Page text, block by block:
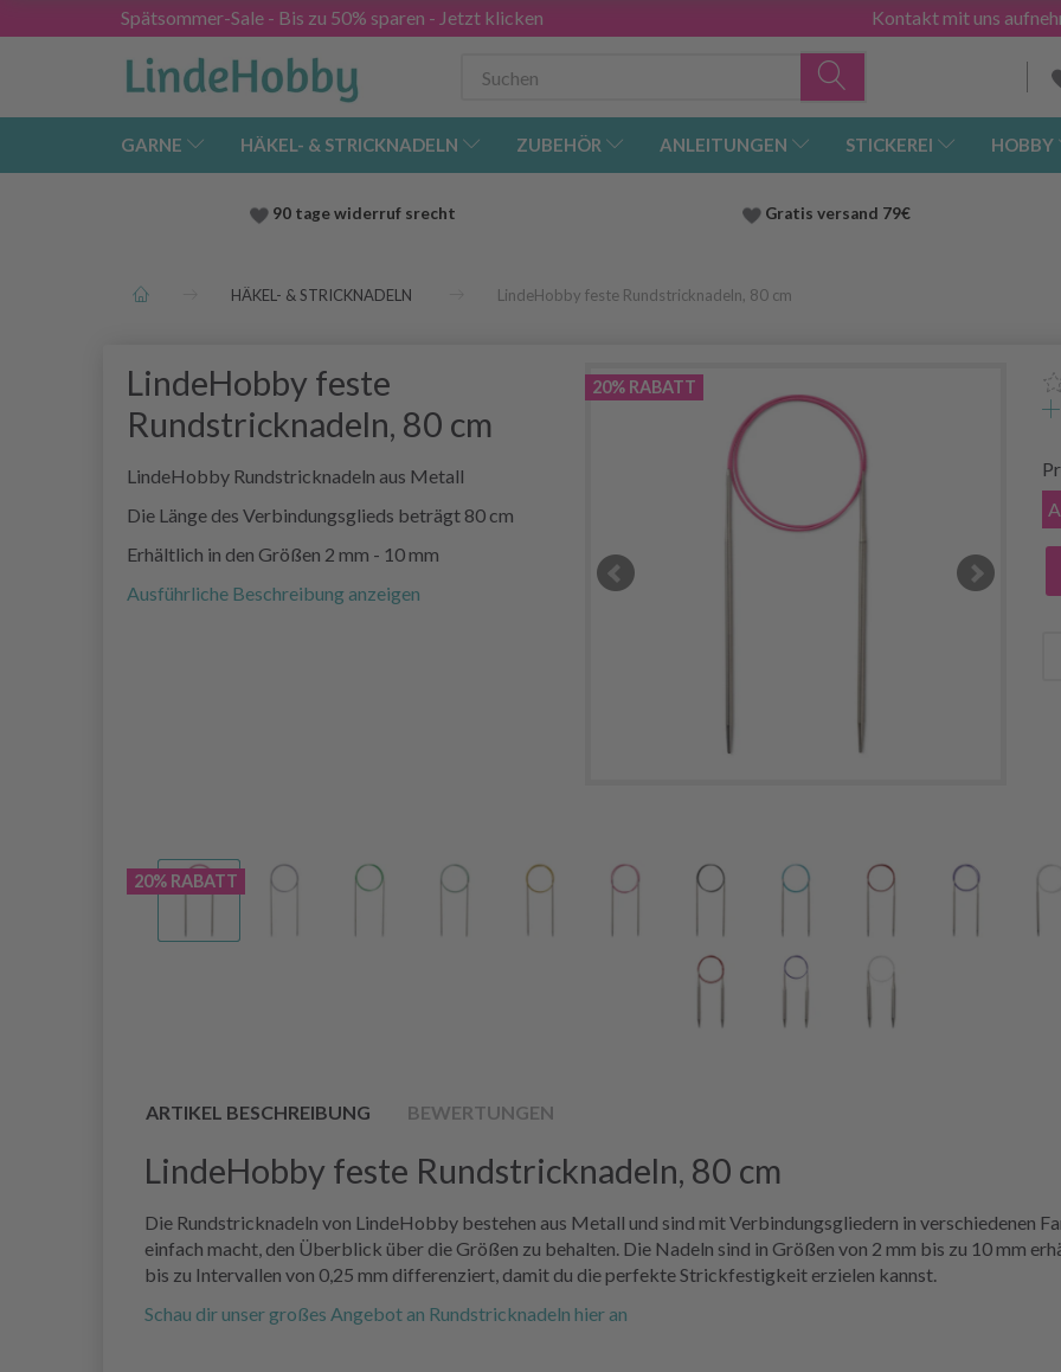
Spätsommer-Sale - Bis zu 50% sparen - Jetzt klicken Kontakt mit uns
GARNE HÄKEL- & STRICKNADELN ZUBEHÖR ANLEITUNGEN STICKEREI HOBBY
90 tage widerruf srecht Gratis versand 79€
HÄKEL- & STRICKNADELN LindeHobby feste Rundstricknadeln, 80 cm
LindeHobby feste
Rundstricknadeln, 80 cm
LindeHobby Rundstricknadeln aus Metall
Die Länge des Verbindungsglieds beträgt 80 cm
Erhältlich in den Größen 2 mm - 10 mm
Ausführliche Beschreibung anzeigen
20% RABATT
20% RABATT
ARTIKEL BESCHREIBUNG BEWERTUNGEN
LindeHobby feste Rundstricknadeln, 80 cm
Die Rundstricknadeln von LindeHobby bestehen aus Metall und sind mit Verbindungsgliedern in verschiedenen
einfach macht, den Überblick über die Größen zu behalten. Die Nadeln sind in Größen von 2 mm bis zu 10 mm
bis zu Intervallen von 0,25 mm differenziert, damit du die perfekte Strickfestigkeit erzielen kannst.
Schau dir unser großes Angebot an Rundstricknadeln hier an